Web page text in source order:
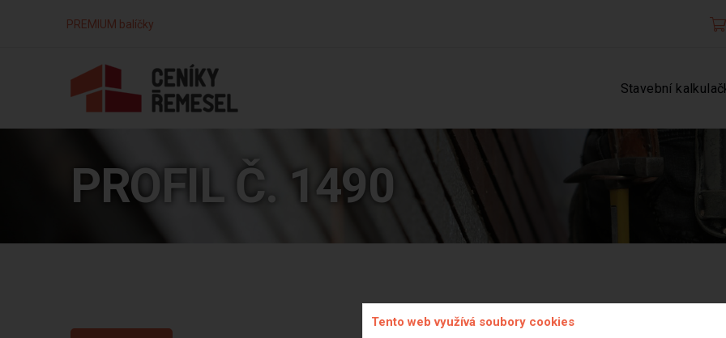
PREMIUM balíčky
Stavební
PROFIL Č. 1490
Tento web využívá soubory cookies